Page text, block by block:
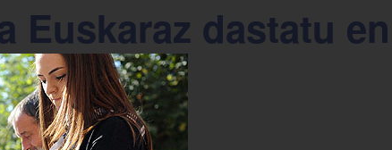
Euskaraz dastatu